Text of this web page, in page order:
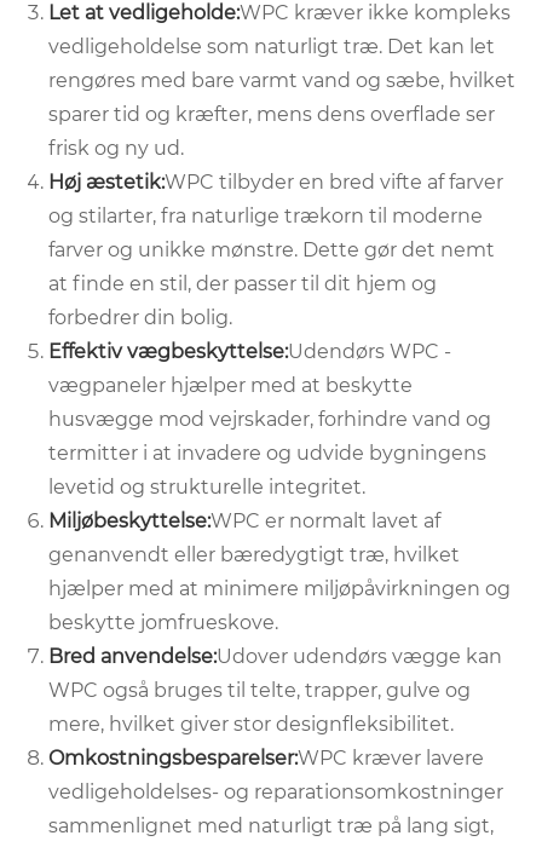
Let at vedligeholde:WPC kræver ikke kompleks
vedligeholdelse som naturligt træ. Det kan let
rengøres med bare varmt vand og sæbe, hvilket
sparer tid og kræfter, mens dens overflade ser
frisk og ny ud.
Høj æstetik:WPC tilbyder en bred vifte af farver
og stilarter, fra naturlige trækorn til moderne
farver og unikke mønstre. Dette gør det nemt
at finde en stil, der passer til dit hjem og
forbedrer din bolig.
Effektiv vægbeskyttelse:Udendørs WPC -
vægpaneler hjælper med at beskytte
husvægge mod vejrskader, forhindre vand og
termitter i at invadere og udvide bygningens
levetid og strukturelle integritet.
Miljøbeskyttelse:WPC er normalt lavet af
genanvendt eller bæredygtigt træ, hvilket
hjælper med at minimere miljøpåvirkningen og
beskytte jomfrueskove.
Bred anvendelse:Udover udendørs vægge kan
WPC også bruges til telte, trapper, gulve og
mere, hvilket giver stor designfleksibilitet.
Omkostningsbesparelser:WPC kræver lavere
vedligeholdelses- og reparationsomkostninger
sammenlignet med naturligt træ på lang sigt,